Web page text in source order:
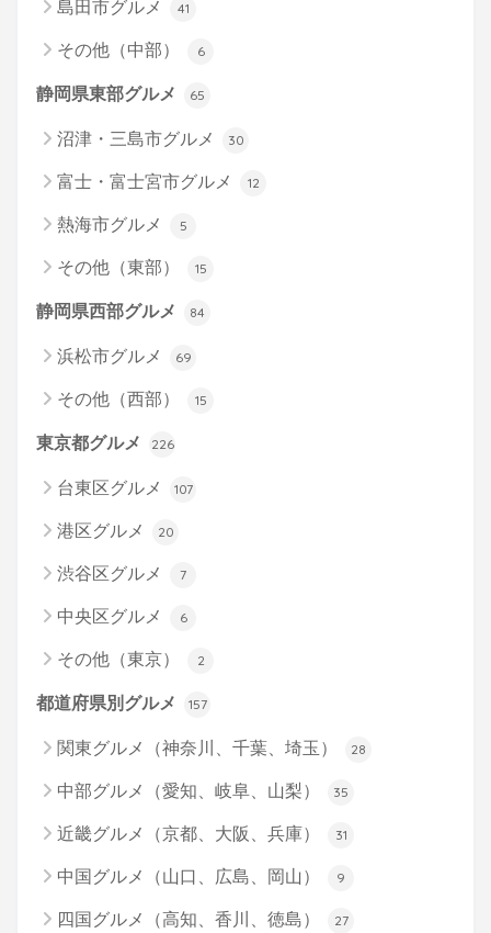
島田市グルメ 41
その他（中部） 6
静岡県東部グルメ 65
沼津・三島市グルメ 30
富士・富士宮市グルメ 12
熱海市グルメ 5
その他（東部） 15
静岡県西部グルメ 84
浜松市グルメ 69
その他（西部） 15
東京都グルメ 226
台東区グルメ 107
港区グルメ 20
渋谷区グルメ 7
中央区グルメ 6
その他（東京） 2
都道府県別グルメ 157
関東グルメ（神奈川、千葉、埼玉） 28
中部グルメ（愛知、岐阜、山梨） 35
近畿グルメ（京都、大阪、兵庫） 31
中国グルメ（山口、広島、岡山） 9
四国グルメ（高知、香川、徳島） 27